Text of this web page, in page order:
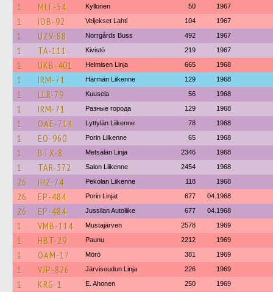
1 MLF-54 Kyllonen 50 1967
1 IOB-92 Veljekset Lahti 104 1967
1 UZV-88 Norrgårds Buss 492 1967
1 TA-111 Kivistö 219 1967
1 UKB-401 Helmisen Linja 665 1968
1 IRM-71 Härmän Liikenne 129 1968
1 LLR-79 Kuusela 56 1968
1 IRM-71 Разные города 129 1968
1 OAE-714 Lyttylän Liikenne 78 1968
1 EO-960 Porin Liikenne 65 1968
1 BTX-8 Metsälän Linja 2346 1968
1 TAR-372 Salon Liikenne 2454 1968
26 IHZ-74 Pekolan Liikenne 118 1968
26 EP-484 Porin Linjat 677 04.1968
26 EP-484 Jussilan Autoliike 677 04.1968
1 VMB-114 Mustajärven 2578 1969
1 HBT-29 Paunu 2212 1969
1 OAM-17 Mörö 381 1969
1 VJP-826 Järviseudun Linja 226 1969
1 KRG-1 E. Ahonen 250 1969